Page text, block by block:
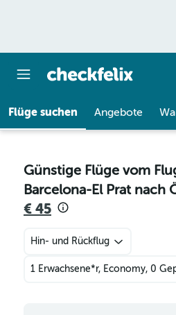
Flüge suchen Angebote
Günstige Flüge vom
Barcelona-El Prat nach
€ 45
Hin- und Rückflug
1 Erwachsene*r, Economy, 0